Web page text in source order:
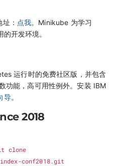
： 点我。Minikube 为学习
开发环境。
运行时的免费社区版，并包含
功能，高可用性例外。安装 IBM
导。
2018
clone
conf2018.git